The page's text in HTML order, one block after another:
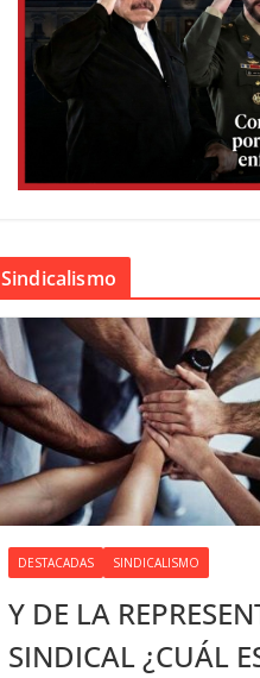
Sindicalismo
DESTACADAS SINDICALISMO
Y DE LA
SINDICAL ¿CUÁL